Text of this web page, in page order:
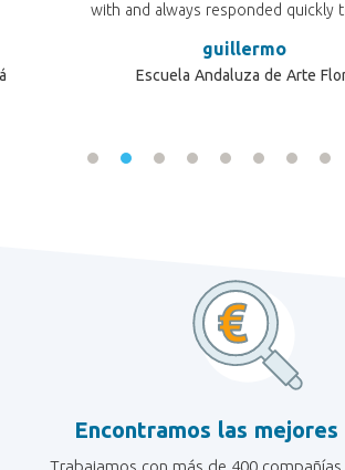
with and always responded quickly
Couldnâ€™t recommend or thank
Rachel
guillermo
Escuela Andaluza de Arte
Encontramos las
Trabajamos con más de 400